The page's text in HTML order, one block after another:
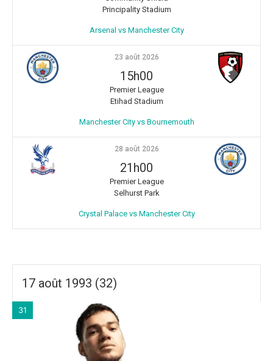
Principality Stadium
Arsenal vs Manchester City
23 août 2026
15h00
Premier League
Etihad Stadium
Manchester City vs Bournemouth
28 août 2026
21h00
Premier League
Selhurst Park
Crystal Palace vs Manchester City
17 août 1993 (32)
31